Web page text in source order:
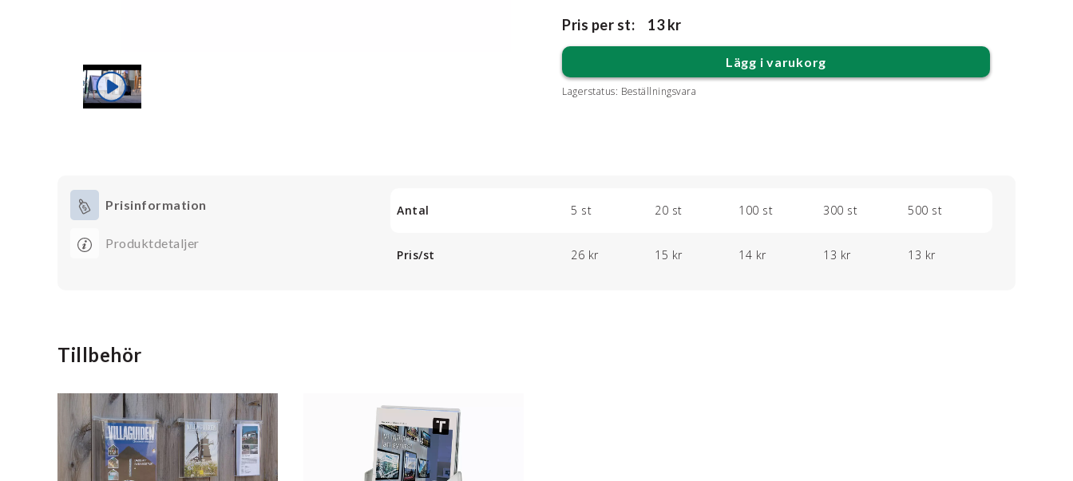
Pris per st: 13 kr
Lägg i varukorg
Lagerstatus: Beställningsvara
Prisinformation
Produktdetaljer
Antal 5 st 20 st 100 st 300 st 500 st
Pris/st 26 kr 15 kr 14 kr 13 kr 13 kr
Tillbehör